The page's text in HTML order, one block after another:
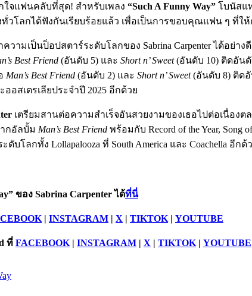
จแฟนคลับที่สุด! สำหรับเพลง “Such A Funny Way” โบนัสแ
วโลกได้ฟังกันเรียบร้อยแล้ว เพื่อเป็นการขอบคุณแฟน ๆ ที่ใ
ามเป็นป็อปสตาร์ระดับโลกของ Sabrina Carpenter ได้อย่า
Best Friend (อันดับ 5) และ Short n’ Sweet(อันดับ 10) ติดอันดั
Man’s Best Friend (อันดับ 2) และ Short n’ Sweet(อันดับ 8) ติดอั
อสเตรเลียประจำปี 2025 อีกด้วย
เตรียมสานต่อความสำเร็จอันสวยงามของเธอไปต่อเนื่อง
ากอัลบั้ม Man’s Best Friend พร้อมกับ Record of the Year, Song
บโลกทั้ง Lollapalooza ที่ South America และ Coachella
ของ Sabrina Carpenter ได้ที่นี่
| INSTAGRAM | X | TIKTOK | YOUTUBE
ที่ FACEBOOK | INSTAGRAM | X | TIKTOK | YOUTUBE